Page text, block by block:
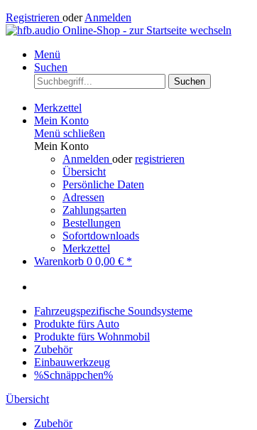
Registrieren oder Anmelden
Menü
Suchen
Suchen
Merkzettel
Mein Konto
Menü schließen
Mein Konto
Anmelden oderregistrieren
Übersicht
Persönliche Daten
Adressen
Zahlungsarten
Bestellungen
Sofortdownloads
Merkzettel
Warenkorb 0 0,00 € *
Fahrzeugspezifische Soundsysteme
Produkte fürs Auto
Produkte fürs Wohnmobil
Zubehör
Einbauwerkzeug
%Schnäppchen%
Übersicht
Zubehör